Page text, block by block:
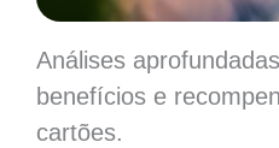
Análises
benefícios e
cartões.